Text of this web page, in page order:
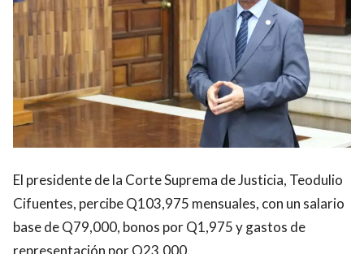
El presidente de la Corte Suprema de Justicia, Teodulio
Cifuentes, percibe Q103,975 mensuales, con un salario
base de Q79,000, bonos por Q1,975 y gastos de
representación por Q23,000.